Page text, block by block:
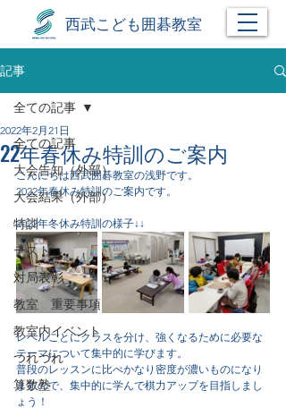
西武こども囲碁教室
記事
全ての記事
大会告知（外部）
大会結果（外部）
特訓
テスト
対局表彰
教室 重要事項
教室内イベント
つれづれ
算数塾
全ての記事
22年春休み特訓のご案内
2022年2月21日
こんにちは西武囲碁教室の浅野です。
2022年春休み特訓のご案内です。
2022年冬休み特訓の様子↓↓
レベルごとにクラスを分け、強くなるために必要な
テーマについて集中的に学びます。
普段のレッスンに比べかなり密度が濃いものになり
ますので、集中的に学んで棋力アップを目指しまし
ょう！